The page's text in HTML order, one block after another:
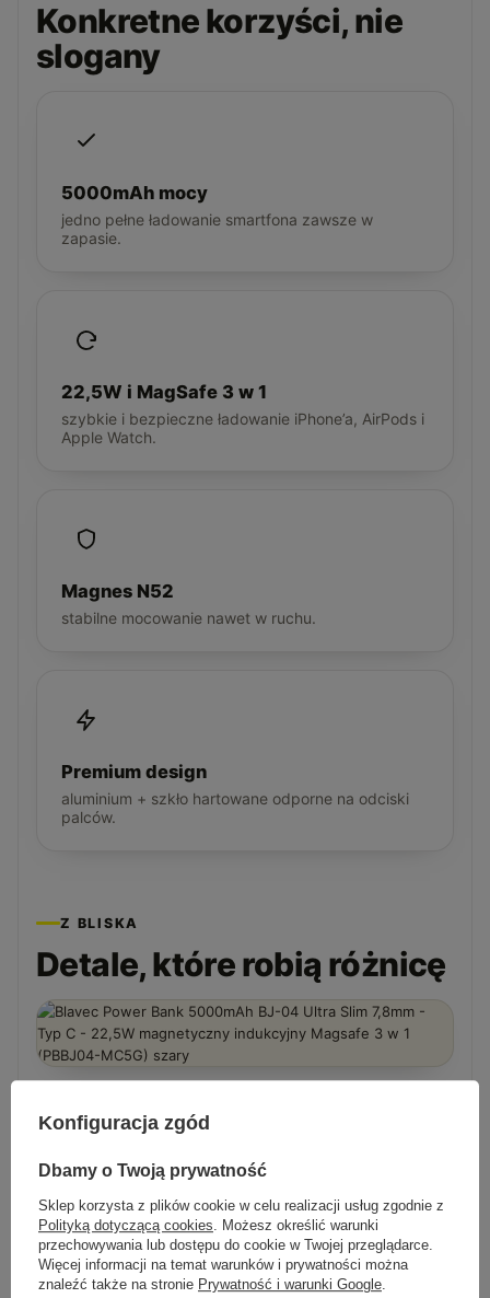
Konkretne korzyści, nie
slogany
5000mAh mocy
jedno pełne ładowanie smartfona zawsze w
zapasie.
22,5W i MagSafe 3 w 1
szybkie i bezpieczne ładowanie iPhone’a, AirPods i
Apple Watch.
Magnes N52
stabilne mocowanie nawet w ruchu.
Premium design
aluminium + szkło hartowane odporne na odciski
palców.
Z BLISKA
Detale, które robią różnicę
Konfiguracja zgód
Dbamy o Twoją prywatność
Sklep korzysta z plików cookie w celu realizacji usług zgodnie z
Polityką dotyczącą cookies . Możesz określić warunki
przechowywania lub dostępu do cookie w Twojej przeglądarce.
Więcej informacji na temat warunków i prywatności można
znaleźć także na stronie Prywatność i warunki Google